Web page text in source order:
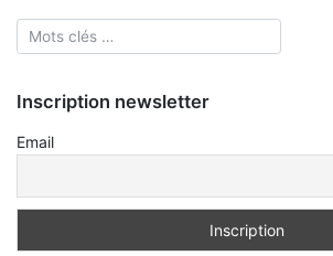
Inscription newsletter
Email